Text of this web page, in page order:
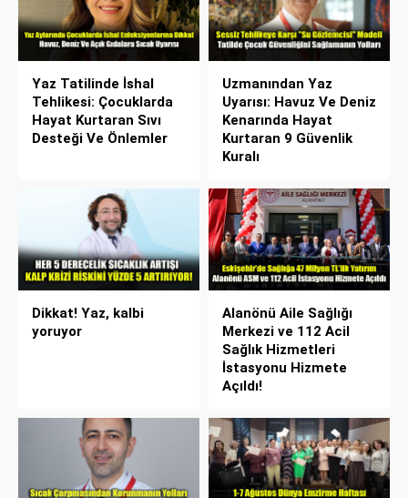
Yaz Tatilinde İshal
Tehlikesi: Çocuklarda
Hayat Kurtaran Sıvı
Desteği Ve Önlemler
Uzmanından Yaz
Uyarısı: Havuz Ve Deniz
Kenarında Hayat
Kurtaran 9 Güvenlik
Kuralı
Dikkat! Yaz, kalbi
yoruyor
Alanönü Aile Sağlığı
Merkezi ve 112 Acil
Sağlık Hizmetleri
İstasyonu Hizmete
Açıldı!